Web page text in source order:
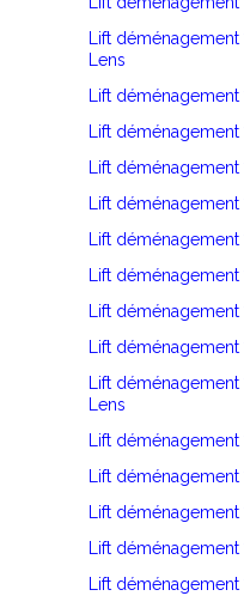
Lift
Lens
Lift
Lift
Lift
Lift déménagement
Lift
Lift déménagement
Lift
Lift déménagement
Lift
Lens
Lift déménagement
Lift déménagement
Lift
Lift
Lift